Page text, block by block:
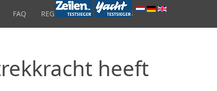
FAQ REGISTRATIE OVER ONS
heeft